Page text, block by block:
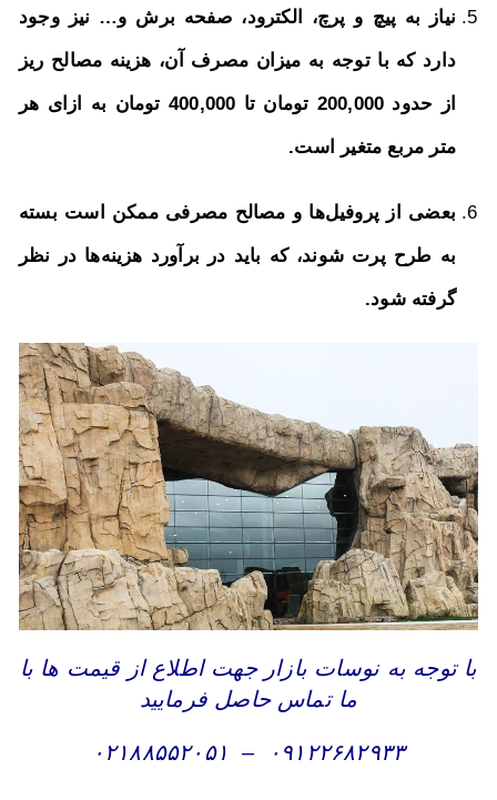
نیاز به پیچ و پرچ، الکترود، صفحه برش و… نیز وجود
دارد که با توجه به میزان مصرف آن، هزینه مصالح ریز
از حدود 200,000 تومان تا 400,000 تومان به ازای هر
متر مربع متغیر است.
بعضی از پروفیل‌ها و مصالح مصرفی ممکن است بسته
به طرح پرت شوند، که باید در برآورد هزینه‌ها در نظر
گرفته شود.
با توجه به نوسات بازار جهت اطلاع از قیمت ها با
ما تماس حاصل فرمایید
۰۹۱۲۲۶۸۲۹۳۳ – ۰۲۱۸۸۵۵۲۰۵۱